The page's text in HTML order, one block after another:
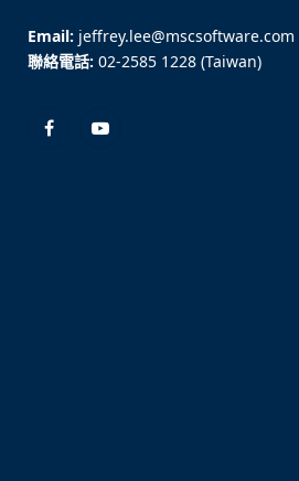
Email: jeffrey.lee@mscsoftware.com
聯絡電話: 02-2585 1228 (Taiwan)
FacebookYouTube